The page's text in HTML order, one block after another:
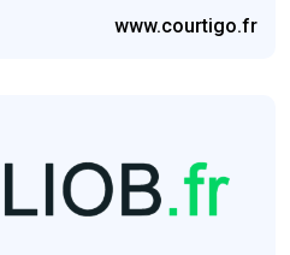
www.courtigo.fr